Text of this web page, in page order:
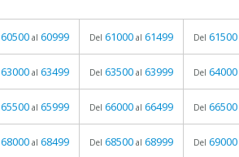
60500 al 60999 Del 61000 al 61499 Del 61500
63000 al 63499 Del 63500 al 63999 Del 64000
65500 al 65999 Del 66000 al 66499 Del 66500
68000 al 68499 Del 68500 al 68999 Del 69000